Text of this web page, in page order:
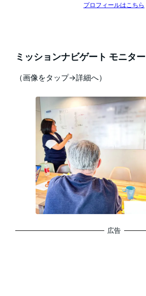
プロフィールはこちら
ミッションナビゲート モニター
（画像をタップ→詳細へ）
広告